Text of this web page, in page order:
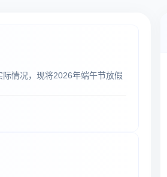
情况，现将2026年端午节放假